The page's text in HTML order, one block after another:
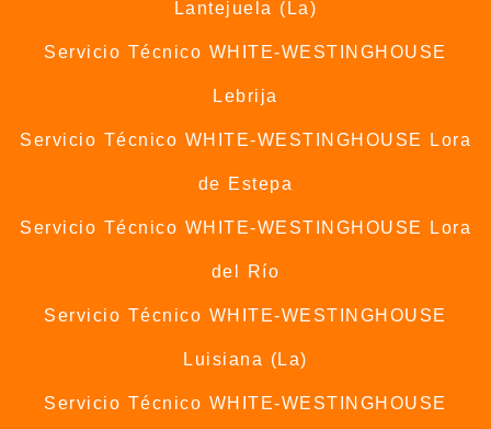
Lantejuela (La)
Servicio Técnico WHITE-WESTINGHOUSE
Lebrija
Servicio Técnico WHITE-WESTINGHOUSE Lora
de Estepa
Servicio Técnico WHITE-WESTINGHOUSE Lora
del Río
Servicio Técnico WHITE-WESTINGHOUSE
Luisiana (La)
Servicio Técnico WHITE-WESTINGHOUSE